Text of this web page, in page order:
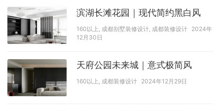
滨湖长滩花园｜现代简约黑白风
160以上 成都别墅装修设计 成都装修设计 2024年
12月30日
天府公园未来城｜意式极简风
160以上 成都装修设计 2024年12月29日